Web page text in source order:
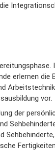
erlernen die
vor.
der
Fertigkeiten